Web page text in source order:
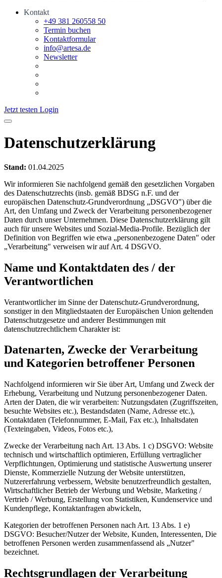
Kontakt
+49 381 260558 50
Termin buchen
Kontaktformular
info@artesa.de
Newsletter
Jetzt testen Login
Datenschutzerklärung
Stand: 01.04.2025
Wir informieren Sie nachfolgend gemäß den gesetzlichen Vorgaben
des Datenschutzrechts (insb. gemäß BDSG n.F. und der
europäischen Datenschutz-Grundverordnung „DSGVO") über die
Art, den Umfang und Zweck der Verarbeitung personenbezogener
Daten durch unser Unternehmen. Diese Datenschutzerklärung gilt
auch für unsere Websites und Sozial-Media-Profile. Bezüglich der
Definition von Begriffen wie etwa „personenbezogene Daten" oder
„Verarbeitung" verweisen wir auf Art. 4 DSGVO.
Name und Kontaktdaten des / der
Verantwortlichen
Verantwortlicher im Sinne der Datenschutz-Grundverordnung,
sonstiger in den Mitgliedstaaten der Europäischen Union geltenden
Datenschutzgesetze und anderer Bestimmungen mit
datenschutzrechtlichem Charakter ist:
Datenarten, Zwecke der Verarbeitung
und Kategorien betroffener Personen
Nachfolgend informieren wir Sie über Art, Umfang und Zweck der
Erhebung, Verarbeitung und Nutzung personenbezogener Daten.
Arten der Daten, die wir verarbeiten: Nutzungsdaten (Zugriffszeiten,
besuchte Websites etc.), Bestandsdaten (Name, Adresse etc.),
Kontaktdaten (Telefonnummer, E-Mail, Fax etc.), Inhaltsdaten
(Texteingaben, Videos, Fotos etc.),
Zwecke der Verarbeitung nach Art. 13 Abs. 1 c) DSGVO: Website
technisch und wirtschaftlich optimieren, Erfüllung vertraglicher
Verpflichtungen, Optimierung und statistische Auswertung unserer
Dienste, Kommerzielle Nutzung der Website unterstützen,
Nutzererfahrung verbessern, Website benutzerfreundlich gestalten,
Wirtschaftlicher Betrieb der Werbung und Website, Marketing /
Vertrieb / Werbung, Erstellung von Statistiken, Kundenservice und
Kundenpflege, Kontaktanfragen abwickeln,
Kategorien der betroffenen Personen nach Art. 13 Abs. 1 e)
DSGVO: Besucher/Nutzer der Website, Kunden, Interessenten, Die
betroffenen Personen werden zusammenfassend als „Nutzer"
bezeichnet.
Rechtsgrundlagen der Verarbeitung